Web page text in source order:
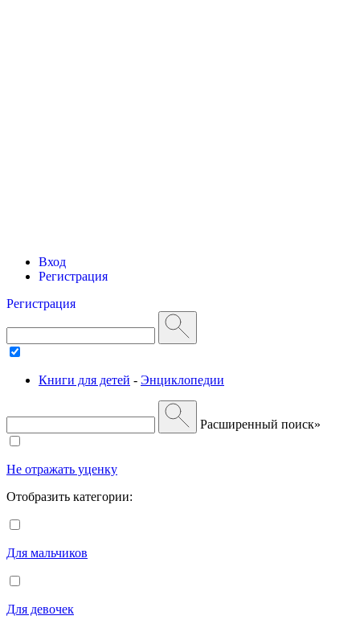
Вход
Регистрация
Регистрация
Книги для детей - Энциклопедии
Расширенный поиск»
Не отражать уценку
Отобразить категории:
Для мальчиков
Для девочек